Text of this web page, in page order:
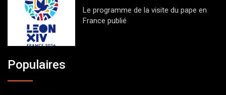
Le programme de la visite du pape en
France publié
Populaires